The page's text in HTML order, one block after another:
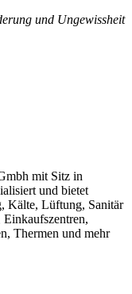
und Ungewissheit
mit Sitz in
und bietet
Kälte, Lüftung, Sanitär
Thermen und mehr